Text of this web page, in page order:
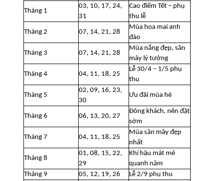
Tháng 1
03, 10, 17, 24,
31
Cao điểm Tết – phụ
thu lễ
Tháng 2 07, 14, 21, 28
Mùa hoa mai anh
đào
Tháng 3 07, 14, 21, 28
Mùa nắng đẹp, săn
mây lý tưởng
Tháng 4 04, 11, 18, 25
Lễ 30/4 – 1/5 phụ
thu
Tháng 5
02, 09, 16, 23,
30
Ưu đãi mùa hè
Tháng 6 06, 13, 20, 27
Đông khách, nên đặt
sớm
Tháng 7 04, 11, 18, 25
Mùa săn mây đẹp
nhất
Tháng 8
01, 08, 15, 22,
29
Khí hậu mát mẻ
quanh năm
Tháng 9
05, 12, 19, 26 Lễ 2/9 phụ thu